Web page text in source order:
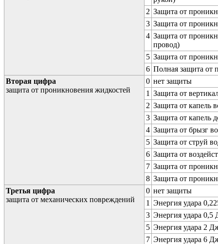
2 Защита от
3 Защита от
4 Защита от
провод)
5 Защита от
6 Полная защита от
Вторая цифра
защита от проникновения жидкостей
0 нет защиты
1 Защита от
2 Защита от капель
3 Защита от капель
4 Защита от брызг
5 Защита от струй
6 Защита от
7 Защита от
8 Защита от
Третья цифра
защита от механических повреждений
0 нет защиты
1 Энергия удара
3 Энергия удара 0,5
5 Энергия удара 2
7 Энергия удара 6